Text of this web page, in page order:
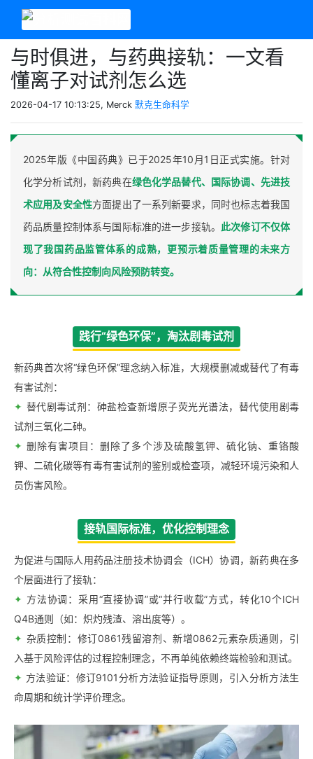
与时俱进，与药典接轨：一文看
懂离子对试剂怎么选
2026-04-17 10:13:25, Merck 默克生命科学
2025年版《中国药典》已于2025年10月1日正式实施。针对
化学分析试剂，新药典在绿色化学品替代、国际协调、先进技
术应用及安全性方面提出了一系列新要求，同时也标志着我国
药品质量控制体系与国际标准的进一步接轨。 此次修订不仅体
现了我国药品监管体系的成熟，更预示着质量管理的未来方
向：从符合性控制向风险预防转变。
践行“绿色环保”，淘汰剧毒试剂
新药典首次将“绿色环保”理念纳入标准，大规模删减或替代了有毒
有害试剂：
✦ 替代剧毒试剂：砷盐检查新增原子荧光光谱法，替代使用剧毒
试剂三氧化二砷。
✦删除有害项目：删除了多个涉及硫酸氢钾、硫化钠、重铬酸
钾、二硫化碳等有毒有害试剂的鉴别或检查项，减轻环境污染和人
员伤害风险。
接轨国际标准，优化控制理念
为促进与国际人用药品注册技术协调会（ICH）协调，新药典在多
个层面进行了接轨：
✦ 方法协调：采用“直接协调”或“并行收载”方式，转化10个ICH
Q4B通则（如：炽灼残渣、溶出度等）。
✦ 杂质控制：修订0861残留溶剂、新增0862元素杂质通则，引
入基于风险评估的过程控制理念，不再单纯依赖终端检验和测试。
✦ 方法验证：修订9101分析方法验证指导原则，引入分析方法生
命周期和统计学评价理念。